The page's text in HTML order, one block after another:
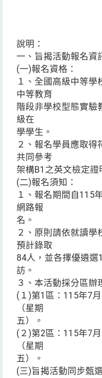
說明：
一、旨揭活動報名資
(一)報名資格：
１、全國高級中等學
中等教育
階段非學校型態實驗
級在
學學生。
２、報名學員應取得
共同參考
架構B1之英文檢定證
(二)報名須知：
１、報名期間自115
網路報
名。
２、原則請依就讀學
預計錄取
84人，並各擇優遴
訪。
３、本活動採分區辦
(１)第1區：115年7
（星期
五）。
(２)第2區：115年7
（星期
五）。
(三)旨揭活動同步甄